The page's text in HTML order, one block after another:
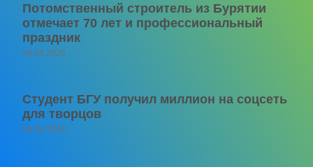
Потомственный строитель из Бурятии
отмечает 70 лет и профессиональный
праздник
06.08.2026
Студент БГУ получил миллион на соцсеть
для творцов
06.08.2026